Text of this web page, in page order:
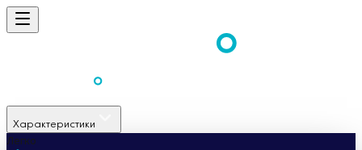
Характеристики
Легко